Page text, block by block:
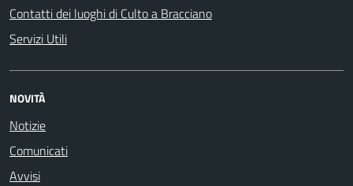
Contatti dei luoghi di Culto a Bracciano
Servizi Utili
NOVITÀ
Notizie
Comunicati
Avvisi